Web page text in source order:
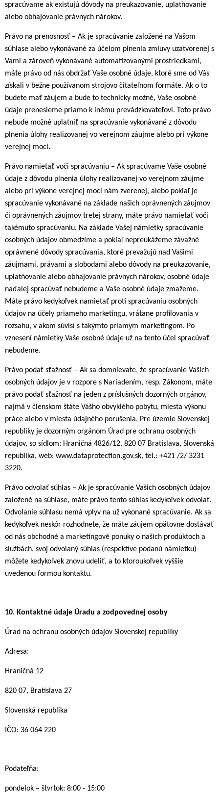
spracúvame ak existujú dôvody na preukazovanie, uplatňovanie
alebo obhajovanie právnych nárokov.
Právo na prenosnosť – Ak je spracúvanie založené na Vašom
súhlase alebo vykonávané za účelom plnenia zmluvy uzatvorenej s
Vami a zároveň vykonávané automatizovanými prostriedkami,
máte právo od nás obdržať Vaše osobné údaje, ktoré sme od Vás
získali v bežne používanom strojovo čitateľnom formáte. Ak o to
budete mať záujem a bude to technicky možné, Vaše osobné
údaje prenesieme priamo k inému prevádzkovateľovi. Toto právo
nebude možné uplatniť na spracúvanie vykonávané z dôvodu
plnenia úlohy realizovanej vo verejnom záujme alebo pri výkone
verejnej moci.
Právo namietať voči spracúvaniu – Ak spracúvame Vaše osobné
údaje z dôvodu plnenia úlohy realizovanej vo verejnom záujme
alebo pri výkone verejnej moci nám zverenej, alebo pokiaľ je
spracúvanie vykonávané na základe našich oprávnených záujmov
či oprávnených záujmov tretej strany, máte právo namietať voči
takémuto spracúvaniu. Na základe Vašej námietky spracúvanie
osobných údajov obmedzíme a pokiaľ nepreukážeme závažné
oprávnené dôvody spracúvania, ktoré prevažujú nad Vašimi
záujmami, právami a slobodami alebo dôvody na preukazovanie,
uplatňovanie alebo obhajovanie právnych nárokov, osobné údaje
naďalej spracúvať nebudeme a Vaše osobné údaje zmažeme.
Máte právo kedykoľvek namietať proti spracúvaniu osobných
údajov na účely priameho marketingu, vrátane profilovania v
rozsahu, v akom súvisí s takýmto priamym marketingom. Po
vznesení námietky Vaše osobné údaje už na tento účel spracúvať
nebudeme.
Právo podať sťažnosť – Ak sa domnievate, že spracúvanie Vašich
osobných údajov je v rozpore s Nariadením, resp. Zákonom, máte
právo podať sťažnosť na jeden z príslušných dozorných orgánov,
najmä v členskom štáte Vášho obvyklého pobytu, miesta výkonu
práce alebo v miesta údajného porušenia. Pre územie Slovenskej
republiky je dozorným orgánom Úrad pre ochranu osobných
údajov, so sídlom: Hraničná 4826/12, 820 07 Bratislava, Slovenská
republika, web: www.dataprotection.gov.sk, tel.: +421 /2/ 3231
3220.
Právo odvolať súhlas – Ak je spracúvanie Vašich osobných údajov
založené na súhlase, máte právo tento súhlas kedykoľvek odvolať.
Odvolanie súhlasu nemá vplyv na už vykonané spracúvanie. Ak sa
kedykoľvek neskôr rozhodnete, že máte záujem opätovne dostávať
od nás obchodné a marketingové ponuky o našich produktoch a
službách, svoj odvolaný súhlas (respektíve podanú námietku)
môžete kedykoľvek znovu udeliť, a to ktoroukoľvek vyššie
uvedenou formou kontaktu.
10. Kontaktné údaje Úradu a zodpovednej osoby
Úrad na ochranu osobných údajov Slovenskej republiky
Adresa:
Hraničná 12
820 07, Bratislava 27
Slovenská republika
IČO: 36 064 220
Podateľňa:
pondelok – štvrtok: 8:00 - 15:00